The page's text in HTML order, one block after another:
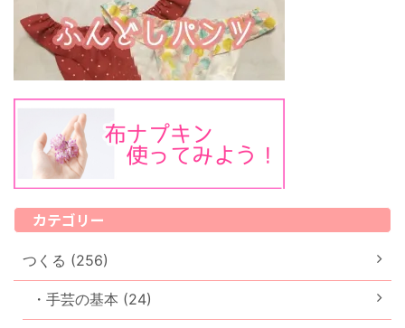
カテゴリー
つくる (256)
・手芸の基本 (24)